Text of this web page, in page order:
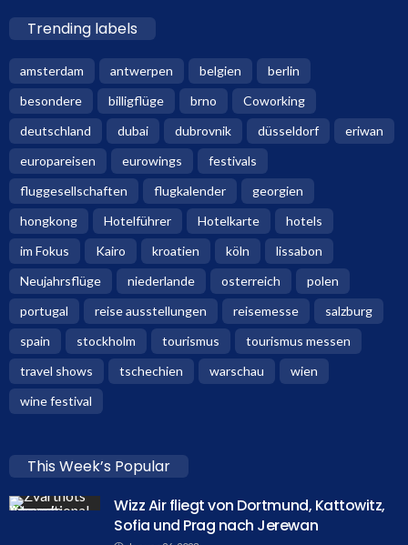
Trending labels
amsterdam antwerpen belgien
berlin
besondere
billigflüge brno
Coworking
deutschland
dubai dubrovnik düsseldorf
eriwan
europareisen
eurowings
festivals
fluggesellschaften
flugkalender
georgien
hongkong
Hotelführer Hotelkarte
hotels
im Fokus
Kairo kroatien köln
lissabon
Neujahrsflüge
niederlande osterreich
polen
portugal
reise ausstellungen reisemesse
salzburg
spain
stockholm tourismus
tourismus messen
travel shows
tschechien warschau
wien
wine festival
This Week’s Popular
Wizz Air fliegt von Dortmund, Kattowitz,
Sofia und Prag nach Jerewan